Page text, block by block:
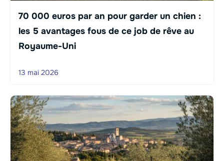
70 000 euros par an pour garder un chien :
les 5 avantages fous de ce job de rêve au
Royaume-Uni
13 mai 2026